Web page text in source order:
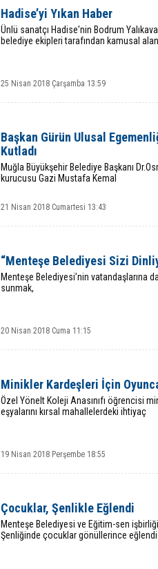
Hadise’yi Yıkan Haber
Ünlü sanatçı Hadise'nin Bodrum
belediye ekipleri tarafından kamusal
25 Nisan 2018 Çarşamba 13:59
Başkan Gürün Ulusal
Kutladı
Muğla Büyükşehir Belediye Başkanı
kurucusu Gazi Mustafa Kemal
21 Nisan 2018 Cumartesi 13:43
“Menteşe Belediyesi Sizi
Menteşe Belediyesi’nin vatandaşlarına
sunmak,
20 Nisan 2018 Cuma 11:15
Minikler Kardeşleri İçin
Özel Yönelt Koleji Anasınıfı öğrencisi
eşyalarını kırsal mahallelerdeki ihtiyaç
19 Nisan 2018 Perşembe 18:55
Çocuklar, Şenlikle Eğlendi
Menteşe Belediyesi ve Eğitim-sen
Şenliğinde çocuklar gönüllerince eğlendi